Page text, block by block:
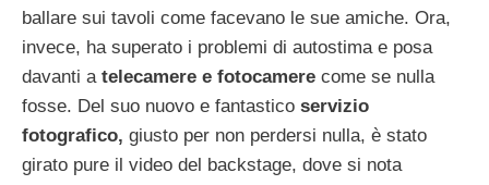
ballare sui tavoli come facevano le sue amiche. Ora,
invece, ha superato i problemi di autostima e posa
davanti a telecamere e fotocamere come se nulla
fosse. Del suo nuovo e fantastico servizio
fotografico, giusto per non perdersi nulla, è stato
girato pure il video del backstage, dove si nota